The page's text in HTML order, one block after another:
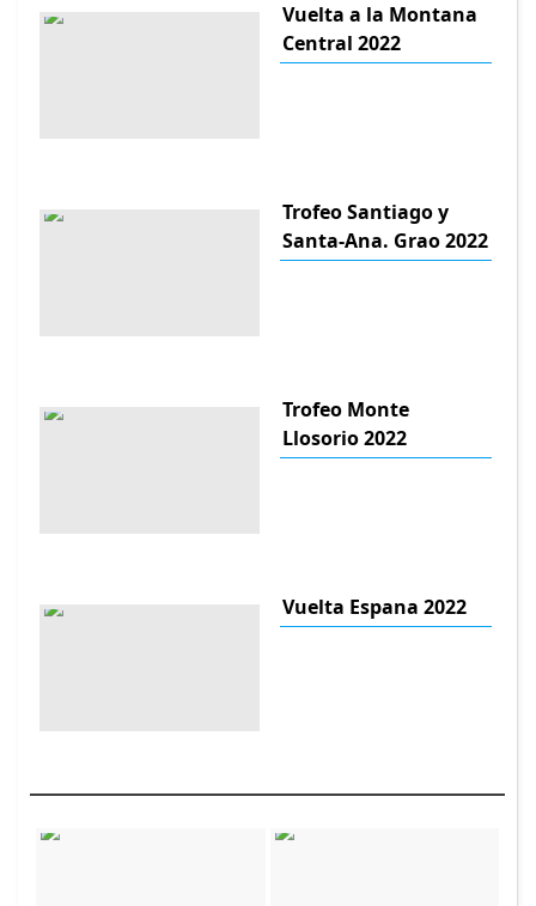
Vuelta a la Montana
Central 2022
Trofeo Santiago y
Santa-Ana. Grao 2022
Trofeo Monte
Llosorio 2022
Vuelta Espana 2022